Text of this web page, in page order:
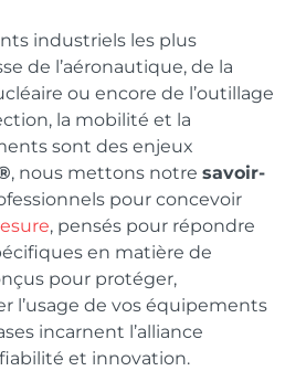
industriels les plus
de l’aéronautique, de la
ou encore de l’outillage
la mobilité et la
sont des enjeux
, nous mettons notre savoir-
pour concevoir
, pensés pour répondre
en matière de
pour protéger,
l’usage de vos équipements
incarnent l’alliance
fiabilité et innovation.